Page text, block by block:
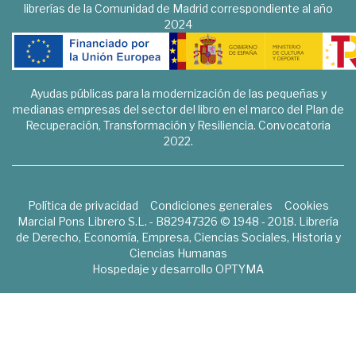
librerías de la Comunidad de Madrid correspondiente al año
2024
Ayudas públicas para la modernización de las pequeñas y
medianas empresas del sector del libro en el marco del Plan de
Recuperación, Transformación y Resiliencia. Convocatoria
2022.
Política de privacidad Condiciones generales
Cookies
Marcial Pons Librero S.L. - B82947326 © 1948 - 2018. Librería
de Derecho, Economía, Empresa, Ciencias Sociales, Historia y
Ciencias Humanas
Hospedaje y desarrollo OPTYMA